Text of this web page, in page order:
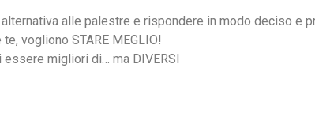
alle palestre e rispondere in modo deciso e
vogliono STARE MEGLIO!
essere migliori di… ma DIVERSI